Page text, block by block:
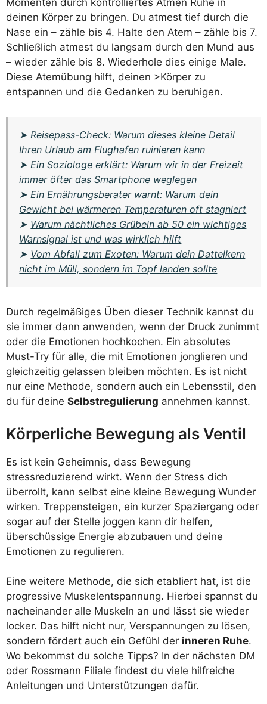
Momenten durch kontrolliertes Atmen Ruhe in
deinen Körper zu bringen. Du atmest tief durch die
Nase ein – zähle bis 4. Halte den Atem – zähle bis 7.
Schließlich atmest du langsam durch den Mund aus
– wieder zähle bis 8. Wiederhole dies einige Male.
Diese Atemübung hilft, deinen >Körper zu
entspannen und die Gedanken zu beruhigen.
➤Reisepass-Check: Warum dieses kleine Detail
Ihren Urlaub am Flughafen ruinieren kann
➤Ein Soziologe erklärt: Warum wir in der Freizeit
immer öfter das Smartphone weglegen
➤Ein Ernährungsberater warnt: Warum dein
Gewicht bei wärmeren Temperaturen oft stagniert
➤ Warum nächtliches Grübeln ab 50 ein wichtiges
Warnsignal ist und was wirklich hilft
➤ Vom Abfall zum Exoten: Warum dein Dattelkern
nicht im Müll, sondern im Topf landen sollte
Durch regelmäßiges Üben dieser Technik kannst du
sie immer dann anwenden, wenn der Druck zunimmt
oder die Emotionen hochkochen. Ein absolutes
Must-Try für alle, die mit Emotionen jonglieren und
gleichzeitig gelassen bleiben möchten. Es ist nicht
nur eine Methode, sondern auch ein Lebensstil, den
du für deine Selbstregulierung annehmen kannst.
Körperliche Bewegung als Ventil
Es ist kein Geheimnis, dass Bewegung
stressreduzierend wirkt. Wenn der Stress dich
überrollt, kann selbst eine kleine Bewegung Wunder
wirken. Treppensteigen, ein kurzer Spaziergang oder
sogar auf der Stelle joggen kann dir helfen,
überschüssige Energie abzubauen und deine
Emotionen zu regulieren.
Eine weitere Methode, die sich etabliert hat, ist die
progressive Muskelentspannung. Hierbei spannst du
nacheinander alle Muskeln an und lässt sie wieder
locker. Das hilft nicht nur, Verspannungen zu lösen,
sondern fördert auch ein Gefühl der inneren Ruhe.
Wo bekommst du solche Tipps? In der nächsten DM
oder Rossmann Filiale findest du viele hilfreiche
Anleitungen und Unterstützungen dafür.